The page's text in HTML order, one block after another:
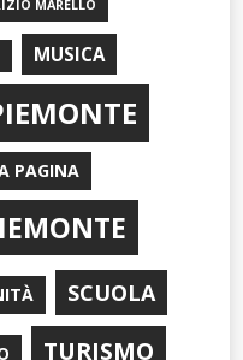
MARELLO
MUSICA
PAGINA
SCUOLA
TURISMO